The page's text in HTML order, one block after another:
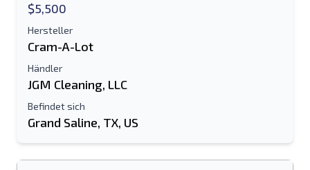
$5,500
Hersteller
Cram-A-Lot
Händler
JGM Cleaning, LLC
Befindet sich
Grand Saline, TX, US